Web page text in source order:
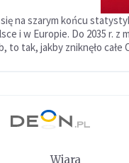
na szarym końcu
i w Europie. Do 2035 r. z
to tak, jakby zniknęło całe
Wiara